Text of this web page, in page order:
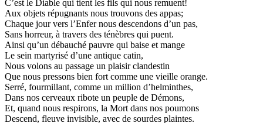
C’est le Diable qui tient les fils qui nous remuent!
Aux objets répugnants nous trouvons des appas;
Chaque jour vers l’Enfer nous descendons d’un pas,
Sans horreur, à travers des ténèbres qui puent.
Ainsi qu’un débauché pauvre qui baise et mange
Le sein martyrisé d’une antique catin,
Nous volons au passage un plaisir clandestin
Que nous pressons bien fort comme une vieille orange.
Serré, fourmillant, comme un million d’helminthes,
Dans nos cerveaux ribote un peuple de Démons,
Et, quand nous respirons, la Mort dans nos poumons
Descend, fleuve invisible, avec de sourdes plaintes.